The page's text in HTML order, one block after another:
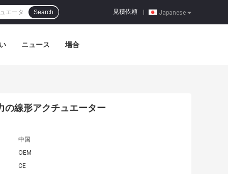
Japanese
見積依頼
Search
ニュース 場合
の線形アクチュエーター
中国
OEM
CE